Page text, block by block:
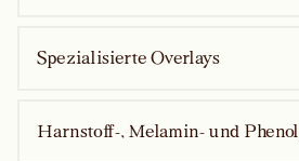
Spezialisierte Overlays
Harnstoff-, Melamin- und